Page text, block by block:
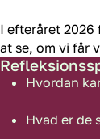
I efteråret 2026
at se, om vi får
Hvordan
Hvad er de